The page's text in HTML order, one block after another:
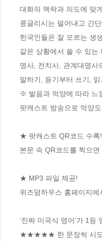
대화의 맥락과 의도에 맞
콩글리시는 덜어내고 간
한국인들은 잘 모르는 생
같은 상황에서 쓸 수 있는
명사, 전치사, 관계대명사
말하기, 듣기부터 쓰기, 읽
※ 발음과 억양에 따라 느
팟캐스트 방송으로 억양
★ 팟캐스트 QR코드 수록!
본문 속 QR코드를 찍으
★ MP3 파일 제공!
위즈덤하우스 홈페이지
‘진짜 미국식 영어’가 1등
★★★★★ 한 문장씩 시도